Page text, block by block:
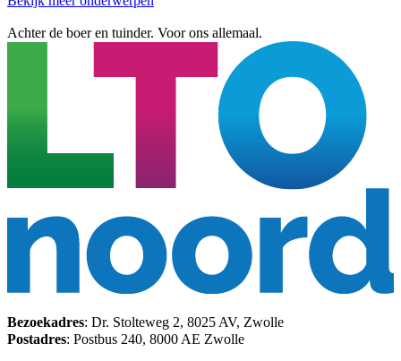
Achter de boer en tuinder. Voor ons allemaal.
Bezoekadres: Dr. Stolteweg 2, 8025 AV, Zwolle
Postadres: Postbus 240, 8000 AE Zwolle